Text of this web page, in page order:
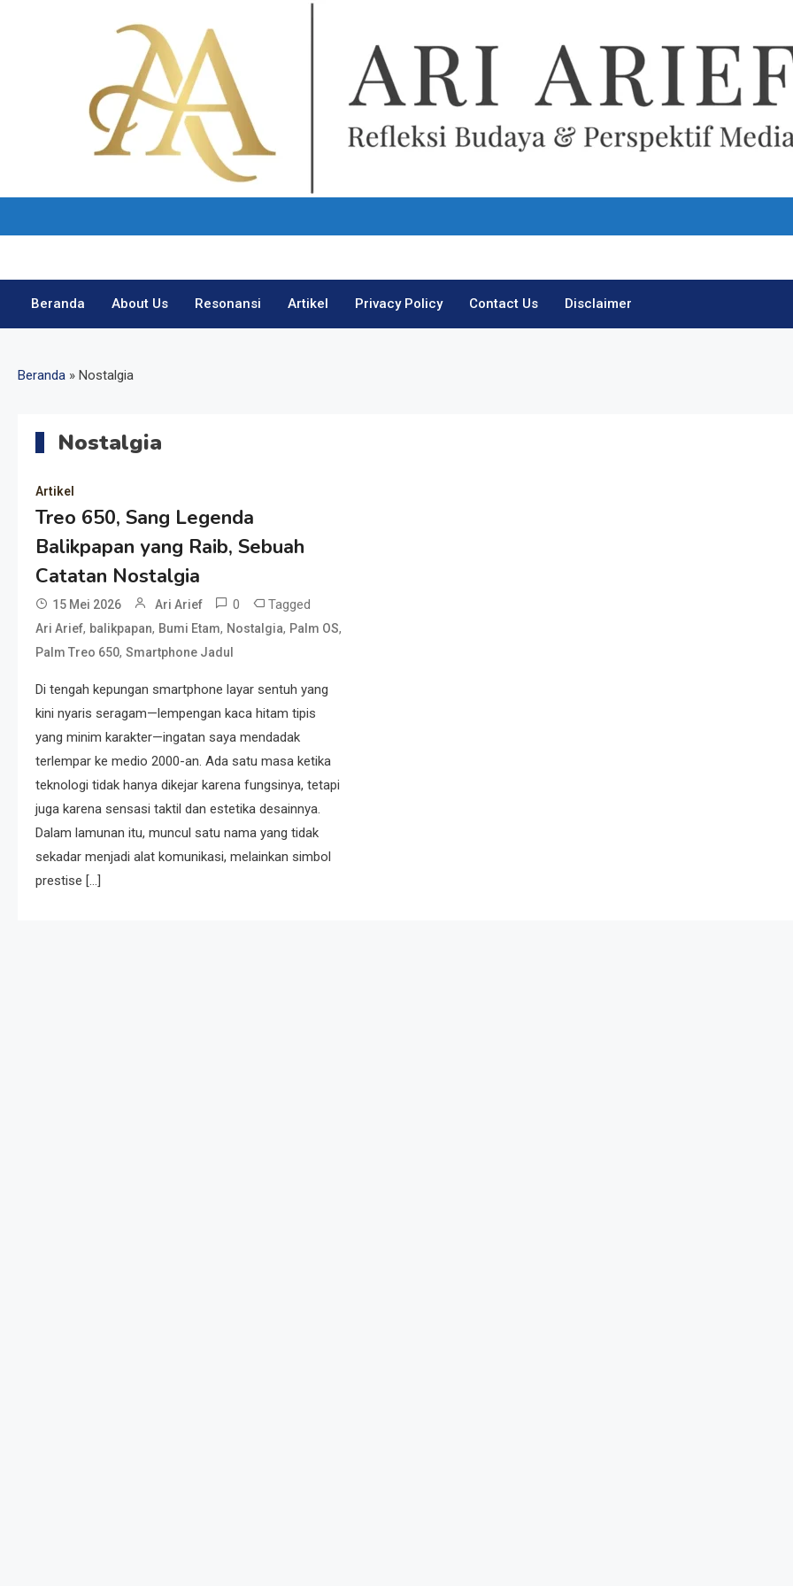
Ari Arief
Beranda About Us Resonansi Artikel Privacy Policy Contact Us Disclaimer
Beranda » Nostalgia
Nostalgia
Artikel
Treo 650, Sang Legenda
Balikpapan yang Raib, Sebuah
Catatan Nostalgia
15 Mei 2026 Ari Arief 0 Tagged
Ari Arief, balikpapan, Bumi Etam, Nostalgia, Palm OS,
Palm Treo 650, Smartphone Jadul
Di tengah kepungan smartphone layar sentuh yang
kini nyaris seragam—lempengan kaca hitam tipis
yang minim karakter—ingatan saya mendadak
terlempar ke medio 2000-an. Ada satu masa ketika
teknologi tidak hanya dikejar karena fungsinya, tetapi
juga karena sensasi taktil dan estetika desainnya.
Dalam lamunan itu, muncul satu nama yang tidak
sekadar menjadi alat komunikasi, melainkan simbol
prestise […]